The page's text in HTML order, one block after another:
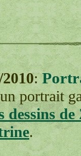
:
portrait
dessins
.